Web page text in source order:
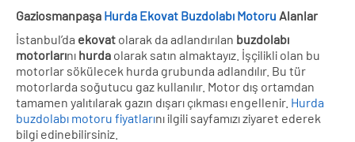
Gaziosmanpaşa Hurda Ekovat Buzdolabı Motoru Alanlar
İstanbul’da ekovat olarak da adlandırılan buzdolabı
motorlarını hurda olarak satın almaktayız. İşçilikli olan bu
motorlar sökülecek hurda grubunda adlandılır. Bu tür
motorlarda soğutucu gaz kullanılır. Motor dış ortamdan
tamamen yalıtılarak gazın dışarı çıkması engellenir. Hurda
buzdolabı motoru fiyatlarını ilgili sayfamızı ziyaret ederek
bilgi edinebilirsiniz.